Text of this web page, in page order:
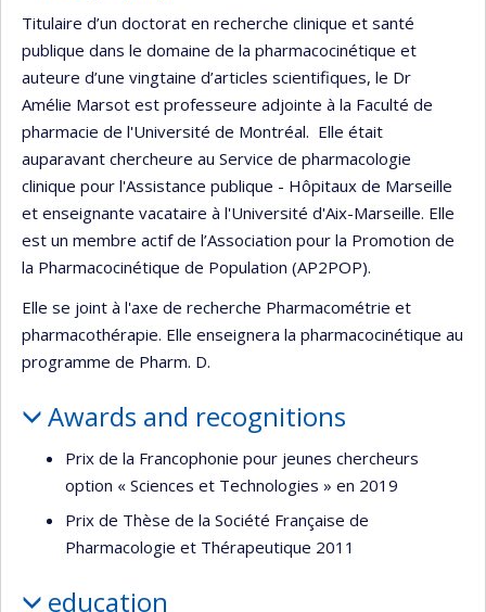
Titulaire d’un doctorat en recherche clinique et santé
publique dans le domaine de la pharmacocinétique et
auteure d’une vingtaine d’articles scientifiques, le Dr
Amélie Marsot est professeure adjointe à la Faculté de
pharmacie de l'Université de Montréal. Elle était
auparavant chercheure au Service de pharmacologie
clinique pour l'Assistance publique - Hôpitaux de Marseille
et enseignante vacataire à l'Université d'Aix-Marseille. Elle
est un membre actif de l’Association pour la Promotion de
la Pharmacocinétique de Population (AP2POP).
Elle se joint à l'axe de recherche Pharmacométrie et
pharmacothérapie. Elle enseignera la pharmacocinétique au
programme de Pharm. D.
Awards and recognitions
Prix de la Francophonie pour jeunes chercheurs
option « Sciences et Technologies » en 2019
Prix de Thèse de la Société Française de
Pharmacologie et Thérapeutique 2011
education